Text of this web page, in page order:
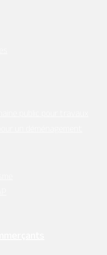
public pour travaux
un déménagement